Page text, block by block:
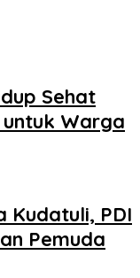
Sehat
Warga
Kudatuli, PDI
Pemuda